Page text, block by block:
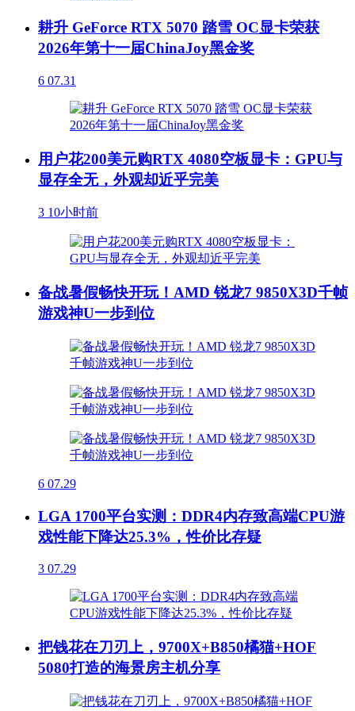
耕升 GeForce RTX 5070 踏雪 OC显卡荣获
2026年第十一届ChinaJoy黑金奖
6 07.31
用户花200美元购RTX 4080空板显卡：GPU与
显存全无，外观却近乎完美
3 10小时前
备战暑假畅快开玩！AMD 锐龙7 9850X3D千帧
游戏神U一步到位
6 07.29
LGA 1700平台实测：DDR4内存致高端CPU游
戏性能下降达25.3%，性价比存疑
3 07.29
把钱花在刀刃上，9700X+B850橘猫+HOF
5080打造的海景房主机分享